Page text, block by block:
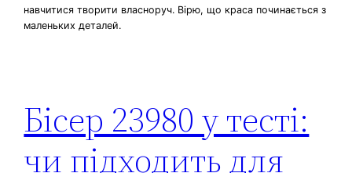
навчитися творити власноруч. Вірю, що краса починається з
маленьких деталей.
Бісер 23980 у тесті:
чи підходить для